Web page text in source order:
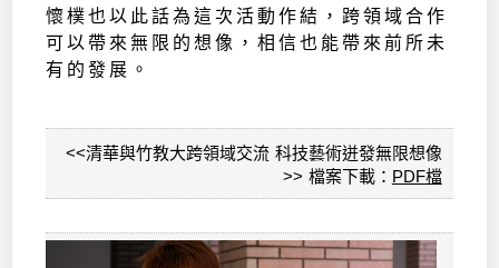
懷樸也以此話為這次活動作結，跨領域合作
可以帶來無限的想像，相信也能帶來前所未
有的發展。
<<清華與竹教大跨領域交流 科技藝術迸發無限想像
>> 檔案下載： PDF檔